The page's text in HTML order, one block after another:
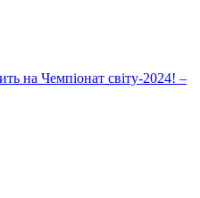
на Чемпіонат світу-2024! –